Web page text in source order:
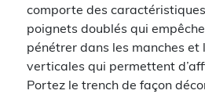
comporte des
poignets doublés qui
pénétrer dans les manches et
verticales qui permettent
Portez le trench de façon